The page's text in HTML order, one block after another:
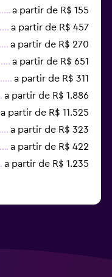
a partir de R$ 155
a partir de R$ 457
a partir de R$ 270
a partir de R$ 651
a partir de R$ 311
a partir de R$ 1.886
a partir de R$ 11.525
a partir de R$ 323
a partir de R$ 422
a partir de R$ 1.235